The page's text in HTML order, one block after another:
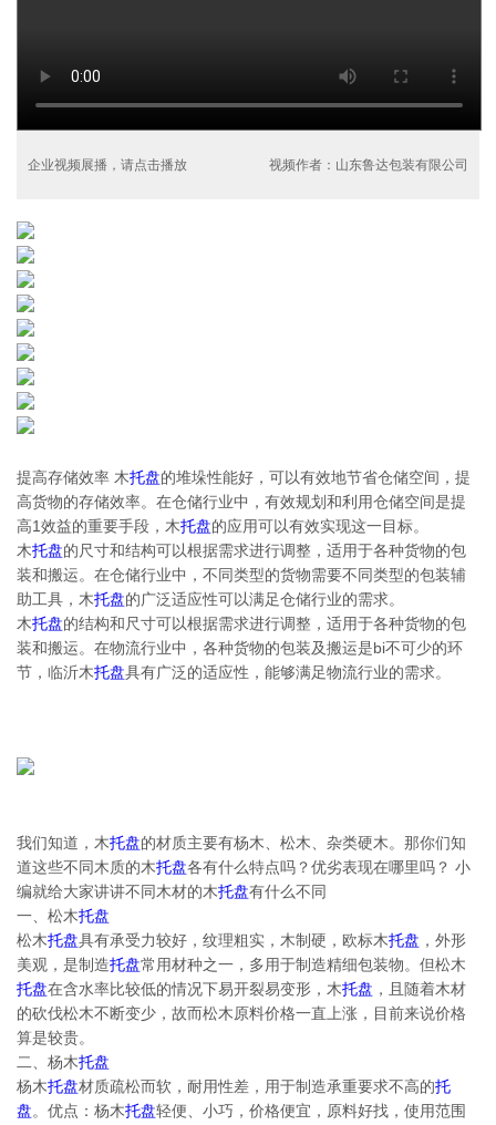
企业视频展播，请点击播放 视频作者：山东鲁达包装有限公司
提高存储效率 木托盘的堆垛性能好，可以有效地节省仓储空间，提
高货物的存储效率。在仓储行业中，有效规划和利用仓储空间是提
高1效益的重要手段，木托盘的应用可以有效实现这一目标。
木托盘的尺寸和结构可以根据需求进行调整，适用于各种货物的包
装和搬运。在仓储行业中，不同类型的货物需要不同类型的包装辅
助工具，木托盘的广泛适应性可以满足仓储行业的需求。
木托盘的结构和尺寸可以根据需求进行调整，适用于各种货物的包
装和搬运。在物流行业中，各种货物的包装及搬运是bi不可少的环
节，临沂木托盘具有广泛的适应性，能够满足物流行业的需求。
我们知道，木托盘的材质主要有杨木、松木、杂类硬木。那你们知
道这些不同木质的木托盘各有什么特点吗？优劣表现在哪里吗？ 小
编就给大家讲讲不同木材的木托盘有什么不同
一、松木托盘
松木托盘具有承受力较好，纹理粗实，木制硬，欧标木托盘 ，外形
美观，是制造托盘常用材种之一，多用于制造精细包装物。但松木
托盘在含水率比较低的情况下易开裂易变形，木托盘 ，且随着木材
的砍伐松木不断变少，故而松木原料价格一直上涨，目前来说价格
算是较贵。
二、杨木托盘
杨木托盘材质疏松而软，耐用性差，用于制造承重要求不高的托
盘。优点：杨木托盘轻便、小巧，价格便宜，原料好找，使用范围